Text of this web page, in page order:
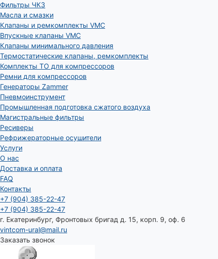
Фильтры ЧКЗ
Масла и смазки
Клапаны и ремкомплекты VMC
Впускные клапаны VMC
Клапаны минимального давления
Термостатические клапаны, ремкомплекты
Комплекты ТО для компрессоров
Ремни для компрессоров
Генераторы Zammer
Пневмоинструмент
Промышленная подготовка сжатого воздуха
Магистральные фильтры
Ресиверы
Рефрижераторные осушители
Услуги
О нас
Доставка и оплата
FAQ
Контакты
+7 (904) 385-22-47
+7 (904) 385-22-47
г. Екатеринбург, Фронтовых бригад д. 15, корп. 9, оф. 6
vintcom-ural@mail.ru
Заказать звонок